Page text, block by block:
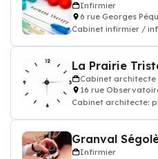
Infirmier
6 rue Georges
Cabinet infirmier /
La Prairie
Cabinet architecte
16 rue
Cabinet architecte:
Granval
Infirmier